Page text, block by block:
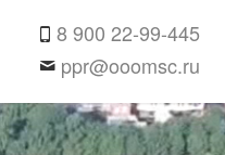
8 900 22-99-445
ppr@ooomsc.ru